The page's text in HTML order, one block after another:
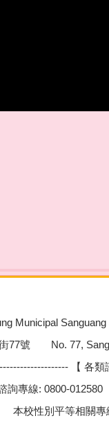
Municipal
77號 No. 77,
-------------------- 【 各
詢專線: 0800-
本校性別平等相關專